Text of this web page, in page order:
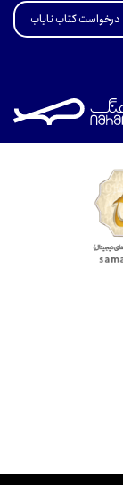
درخواست کتاب نایاب